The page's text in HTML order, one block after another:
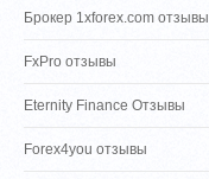
Брокер 1xforex.com отзывы
FxPro отзывы
Eternity Finance Отзывы
Forex4you отзывы